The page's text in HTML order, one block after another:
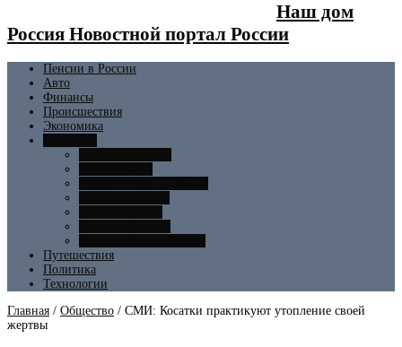
Наш дом
Россия Новостной портал России
Пенсии в России
Авто
Финансы
Происшествия
Экономика
Путешествия
Политика
Технологии
Главная / Общество / СМИ: Косатки практикуют утопление своей
жертвы